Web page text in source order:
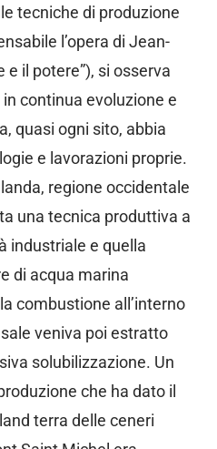
tecniche di produzione
l’opera di Jean-
e il potere”), si osserva
continua evoluzione e
quasi ogni sito, abbia
e lavorazioni proprie.
regione occidentale
una tecnica produttiva a
industriale e quella
di acqua marina
combustione all’interno
veniva poi estratto
solubilizzazione. Un
che ha dato il
terra delle ceneri